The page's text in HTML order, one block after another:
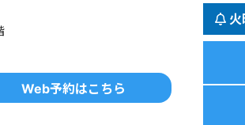
Web予約はこちら